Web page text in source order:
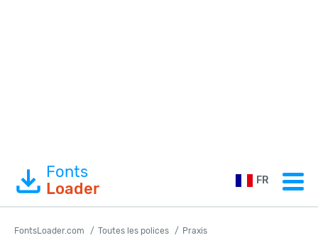
Fonts
Loader
FR
FontsLoader.com Toutes les polices Praxis